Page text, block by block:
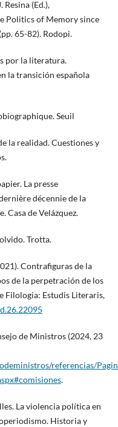
(Ed.),
Politics of Memory since
65-82). Rodopi.
por la literatura.
la transición española
Seuil
la realidad. Cuestiones y
La presse
décennie de la
de Velázquez.
Trotta.
Contrafiguras de la
de la perpetración de los
Filologia: Estudis Literaris,
de Ministros (2024, 23
referencias/
.
La violencia política en
Historia y